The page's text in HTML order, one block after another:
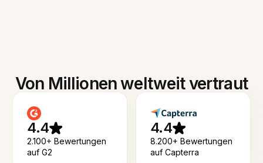
Von Millionen weltweit vertraut
4.4
2.100+ Bewertungen
auf G2
4.4
8.200+ Bewertungen
auf Capterra